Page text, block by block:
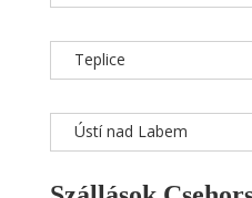
Teplice
Ústí nad Labem